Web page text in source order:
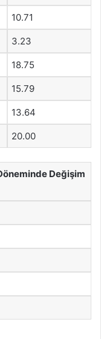
10.71
3.23
18.75
15.79
13.64
20.00
Değişim